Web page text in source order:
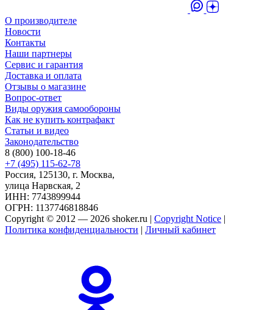
О производителе
Новости
Контакты
Наши партнеры
Сервис и гарантия
Доставка и оплата
Отзывы о магазине
Вопрос-ответ
Виды оружия самообороны
Как не купить контрафакт
Статьи и видео
Законодательство
8 (800) 100-18-46
+7 (495) 115-62-78
Россия, 125130, г. Москва,
улица Нарвская, 2
ИНН: 7743899944
ОГРН: 1137746818846
Copyright © 2012 — 2026 shoker.ru | Copyright Notice |
Политика конфиденциальности | Личный кабинет